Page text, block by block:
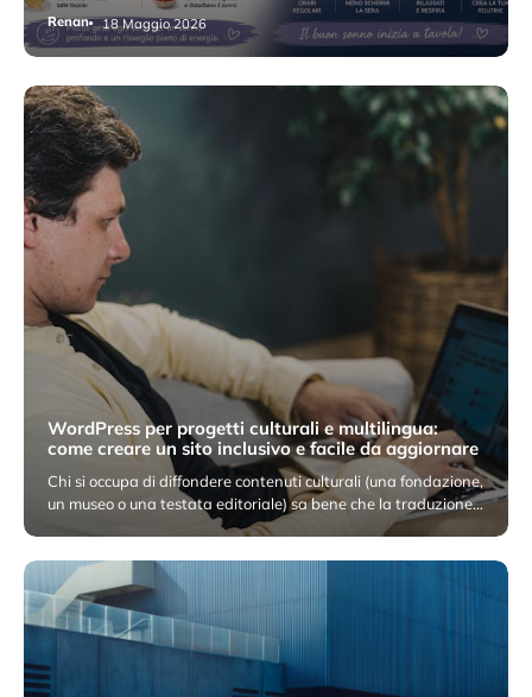
Renan 18 Maggio 2026
WordPress per progetti culturali e multilingua:
come creare un sito inclusivo e facile da aggiornare
Chi si occupa di diffondere contenuti culturali (una fondazione,
un museo o una testata editoriale) sa bene che la traduzione…
17 Febbraio 2026